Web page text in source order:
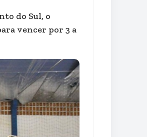
do Sul, o
vencer por 3 a